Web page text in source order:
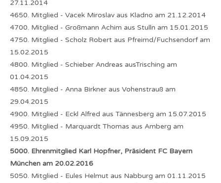
27.11.2014
4650. Mitglied - Vacek Miroslav aus Kladno am 21.12.2014
4700. Mitglied - Großmann Achim aus Stulln am 15.01.2015
4750. Mitglied - Scholz Robert aus Pfreimd/Fuchsendorf am
15.02.2015
4800. Mitglied - Schieber Andreas ausTrisching am
01.04.2015
4850. Mitglied - Anna Birkner aus Vohenstrauß am
29.04.2015
4900. Mitglied - Eckl Alfred aus Tännesberg am 15.07.2015
4950. Mitglied - Marquardt Thomas aus Amberg am
15.09.2015
5000. Ehrenmitglied Karl Hopfner, Präsident FC Bayern
München am 20.02.2016
5050. Mitglied - Eules Helmut aus Nabburg am 01.11.2015